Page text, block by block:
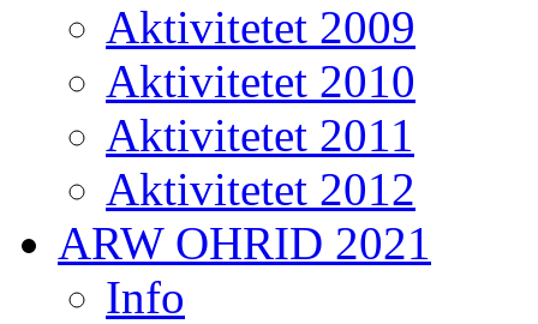
Aktivitetet 2009
Aktivitetet 2010
Aktivitetet 2011
Aktivitetet 2012
ARW OHRID 2021
Info